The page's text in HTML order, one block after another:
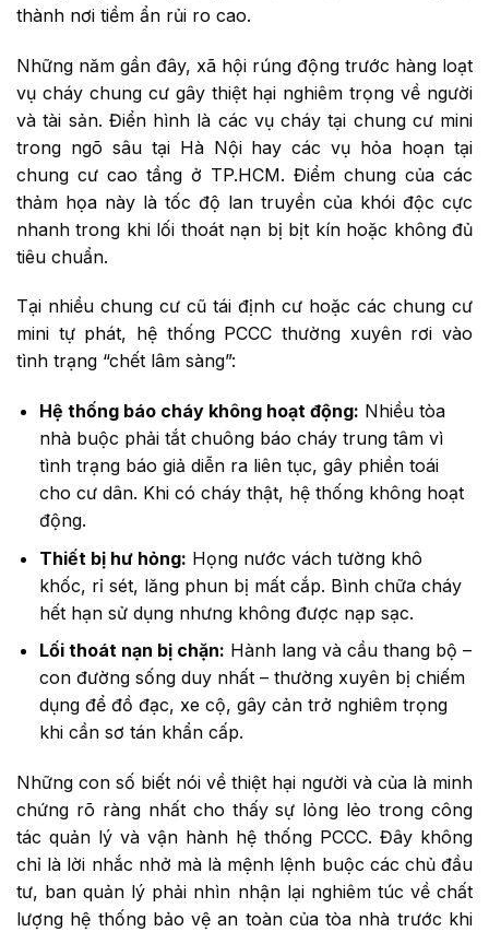
thành nơi tiềm ẩn rủi ro cao.
Những năm gần đây, xã hội rúng động trước hàng loạt
vụ cháy chung cư gây thiệt hại nghiêm trọng về người
và tài sản. Điển hình là các vụ cháy tại chung cư mini
trong ngõ sâu tại Hà Nội hay các vụ hỏa hoạn tại
chung cư cao tầng ở TP.HCM. Điểm chung của các
thảm họa này là tốc độ lan truyền của khói độc cực
nhanh trong khi lối thoát nạn bị bịt kín hoặc không đủ
tiêu chuẩn.
Tại nhiều chung cư cũ tái định cư hoặc các chung cư
mini tự phát, hệ thống PCCC thường xuyên rơi vào
tình trạng “chết lâm sàng”:
Hệ thống báo cháy không hoạt động: Nhiều tòa
nhà buộc phải tắt chuông báo cháy trung tâm vì
tình trạng báo giả diễn ra liên tục, gây phiền toái
cho cư dân. Khi có cháy thật, hệ thống không hoạt
động.
Thiết bị hư hỏng: Họng nước vách tường khô
khốc, rỉ sét, lăng phun bị mất cắp. Bình chữa cháy
hết hạn sử dụng nhưng không được nạp sạc.
Lối thoát nạn bị chặn: Hành lang và cầu thang bộ –
con đường sống duy nhất – thường xuyên bị chiếm
dụng để đồ đạc, xe cộ, gây cản trở nghiêm trọng
khi cần sơ tán khẩn cấp.
Những con số biết nói về thiệt hại người và của là minh
chứng rõ ràng nhất cho thấy sự lỏng lẻo trong công
tác quản lý và vận hành hệ thống PCCC. Đây không
chỉ là lời nhắc nhở mà là mệnh lệnh buộc các chủ đầu
tư, ban quản lý phải nhìn nhận lại nghiêm túc về chất
lượng hệ thống bảo vệ an toàn của tòa nhà trước khi